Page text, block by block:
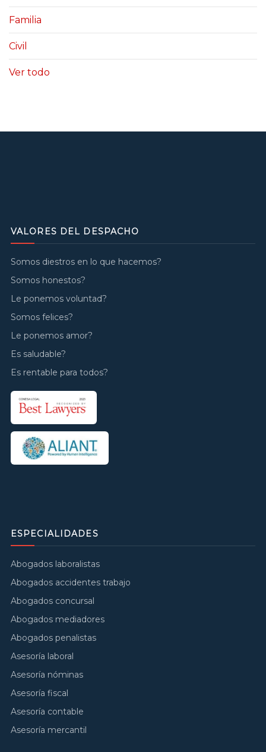
Familia
Civil
Ver todo
VALORES DEL DESPACHO
Somos diestros en lo que hacemos?
Somos honestos?
Le ponemos voluntad?
Somos felices?
Le ponemos amor?
Es saludable?
Es rentable para todos?
ESPECIALIDADES
Abogados laboralistas
Abogados accidentes trabajo
Abogados concursal
Abogados mediadores
Abogados penalistas
Asesoría laboral
Asesoría nóminas
Asesoría fiscal
Asesoría contable
Asesoría mercantil